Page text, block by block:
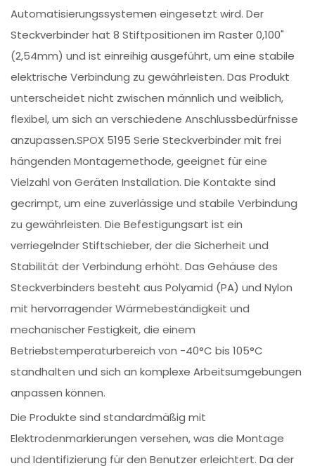
Automatisierungssystemen eingesetzt wird. Der
Steckverbinder hat 8 Stiftpositionen im Raster 0,100"
(2,54mm) und ist einreihig ausgeführt, um eine stabile
elektrische Verbindung zu gewährleisten. Das Produkt
unterscheidet nicht zwischen männlich und weiblich,
flexibel, um sich an verschiedene Anschlussbedürfnisse
anzupassen.SPOX 5195 Serie Steckverbinder mit frei
hängenden Montagemethode, geeignet für eine
Vielzahl von Geräten Installation. Die Kontakte sind
gecrimpt, um eine zuverlässige und stabile Verbindung
zu gewährleisten. Die Befestigungsart ist ein
verriegelnder Stiftschieber, der die Sicherheit und
Stabilität der Verbindung erhöht. Das Gehäuse des
Steckverbinders besteht aus Polyamid (PA) und Nylon
mit hervorragender Wärmebeständigkeit und
mechanischer Festigkeit, die einem
Betriebstemperaturbereich von -40°C bis 105°C
standhalten und sich an komplexe Arbeitsumgebungen
anpassen können.
Die Produkte sind standardmäßig mit
Elektrodenmarkierungen versehen, was die Montage
und Identifizierung für den Benutzer erleichtert. Da der